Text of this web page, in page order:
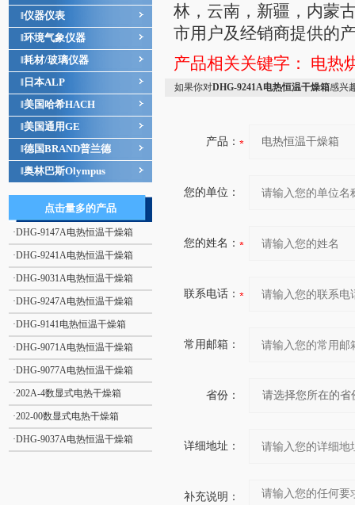
仪器仪表
环境气象仪器
耗材/玻璃仪器
日本ALP
美国哈希HACH
美国通用GE
德国BRAND普兰德
奥林巴斯Olympus
点击量多的产品
·DHG-9147A电热恒温干燥箱
·DHG-9241A电热恒温干燥箱
·DHG-9031A电热恒温干燥箱
·DHG-9247A电热恒温干燥箱
·DHG-9141电热恒温干燥箱
·DHG-9071A电热恒温干燥箱
·DHG-9077A电热恒温干燥箱
·202A-4数显式电热干燥箱
·202-00数显式电热干燥箱
·DHG-9037A电热恒温干燥箱
林，云南，新疆，内蒙
市用户及经销商提供的
产品相关关键字： 电热
如果你对DHG-9241A电热恒温干燥箱感兴
产品：
您的单位：
您的姓名：
联系电话：
常用邮箱：
省份：
详细地址：
补充说明：